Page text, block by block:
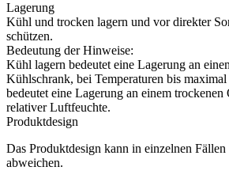
Lagerung
Kühl und trocken lagern und vor direkter
schützen.
Bedeutung der Hinweise:
Kühl lagern bedeutet eine Lagerung an
Kühlschrank, bei Temperaturen bis
bedeutet eine Lagerung an einem
relativer Luftfeuchte.
Produktdesign
Das Produktdesign kann in einzelnen
abweichen.